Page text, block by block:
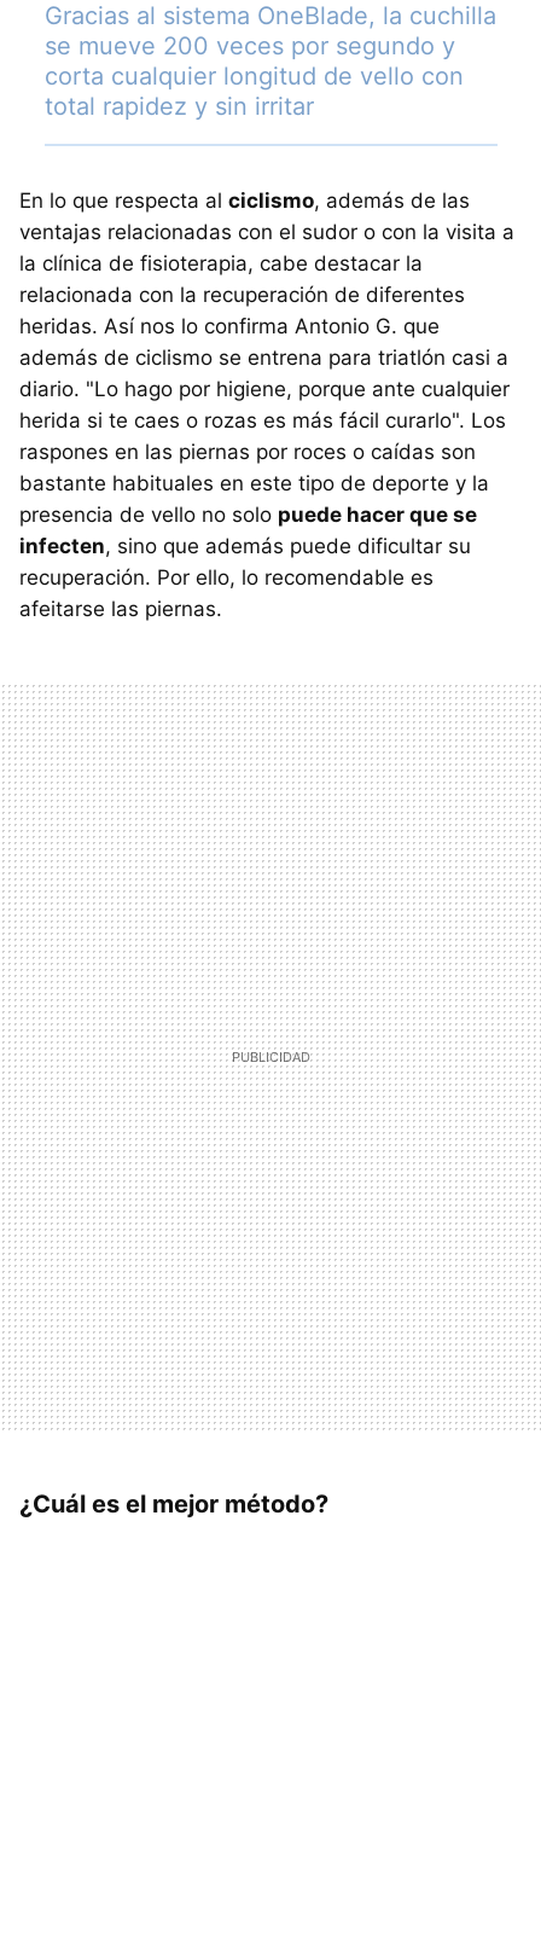
Gracias al sistema OneBlade, la cuchilla
se mueve 200 veces por segundo y
corta cualquier longitud de vello con
total rapidez y sin irritar
En lo que respecta al ciclismo, además de las
ventajas relacionadas con el sudor o con la visita a
la clínica de fisioterapia, cabe destacar la
relacionada con la recuperación de diferentes
heridas. Así nos lo confirma Antonio G. que
además de ciclismo se entrena para triatlón casi a
diario. "Lo hago por higiene, porque ante cualquier
herida si te caes o rozas es más fácil curarlo". Los
raspones en las piernas por roces o caídas son
bastante habituales en este tipo de deporte y la
presencia de vello no solo puede hacer que se
infecten, sino que además puede dificultar su
recuperación. Por ello, lo recomendable es
afeitarse las piernas.
¿Cuál es el mejor método?